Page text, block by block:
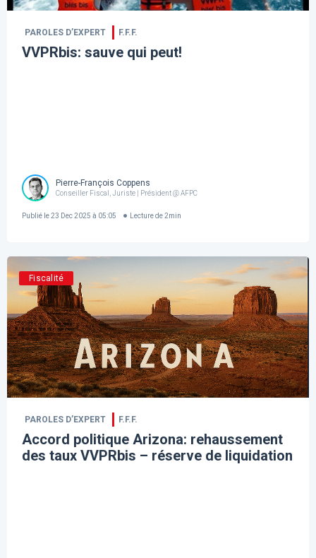
PAROLES D’EXPERT F.F.F.
VVPRbis: sauve qui peut!
Pierre-François Coppens
Conseiller Fiscal, Juriste | Président @ AFPC
Publié le23 Dec 2025 à 05:05 Lecture de 2min
Fiscalité
PAROLES D’EXPERT F.F.F.
Accord politique Arizona: rehaussement
des taux VVPRbis – réserve de liquidation